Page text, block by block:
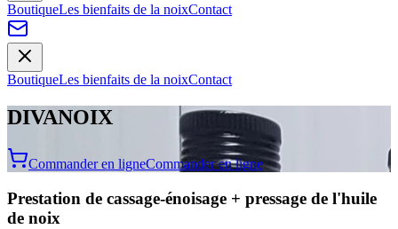
BoutiqueLes bienfaits de la noixContact
BoutiqueLes bienfaits de la noixContact
DIVANOIX
Commander en ligneCommander en ligne
Prestation de cassage-énoisage + pressage de l'huile
de noix